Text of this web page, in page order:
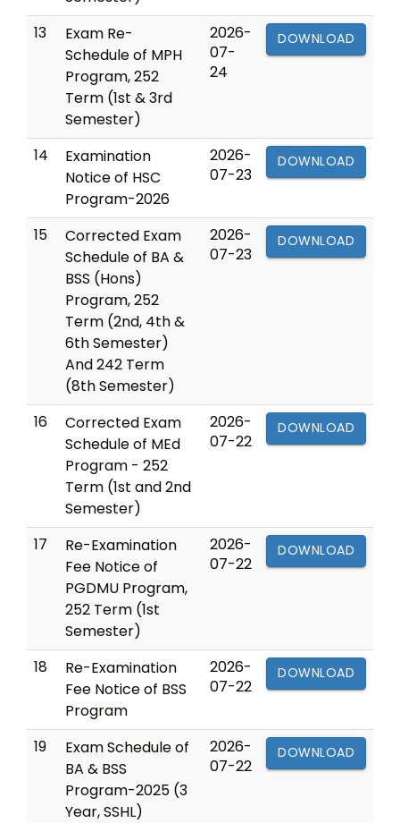
13
Exam Re-
Schedule of MPH
Program, 252
Term (1st & 3rd
Semester)
2026-
07-
24
DOWNLOAD
14
Examination
Notice of HSC
Program-2026
2026-
07-23
DOWNLOAD
15
Corrected Exam
Schedule of BA &
BSS (Hons)
Program, 252
Term (2nd, 4th &
6th Semester)
And 242 Term
(8th Semester)
2026-
07-23
DOWNLOAD
16
Corrected Exam
Schedule of MEd
Program - 252
Term (1st and 2nd
Semester)
2026-
07-22
DOWNLOAD
17
Re-Examination
Fee Notice of
PGDMU Program,
252 Term (1st
Semester)
2026-
07-22
DOWNLOAD
18
Re-Examination
Fee Notice of BSS
Program
2026-
07-22
DOWNLOAD
19
Exam Schedule of
BA & BSS
Program-2025 (3
Year, SSHL)
2026-
07-22
DOWNLOAD